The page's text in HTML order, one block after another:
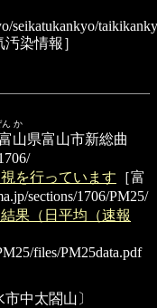
seikatukankyo/
染情報］
ん か
富山県富山市新総曲
を行っています ［富
sections/1706/PM25/
果（日平均（速報
files/PM25data.pdf
市中太閤山〕